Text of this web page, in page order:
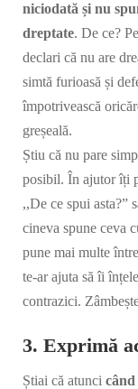
niciodată și nu
dreptate. De ce?
declari că nu are
simtă furioasă și
împotrivească
greșeală.
Știu că nu pare
posibil. În ajutor îți
,,De ce spui asta?”
cineva spune ceva
pune mai multe
te-ar ajuta să îi
contrazici.
3. Exprimă
Știai că atunci